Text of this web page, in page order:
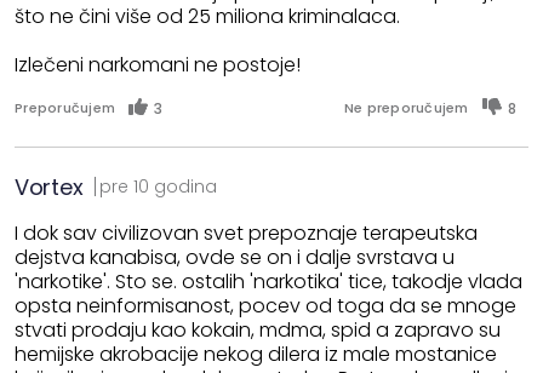
što ne čini više od 25 miliona kriminalaca.
Izlečeni narkomani ne postoje!
Preporučujem 3 Ne preporučujem 8
Vortex pre 10 godina
I dok sav civilizovan svet prepoznaje terapeutska
dejstva kanabisa, ovde se on i dalje svrstava u
'narkotike'. Sto se. ostalih 'narkotika' tice, takodje vlada
opsta neinformisanost, pocev od toga da se mnoge
stvati prodaju kao kokain, mdma, spid a zapravo su
hemijske akrobacije nekog dilera iz male mostanice